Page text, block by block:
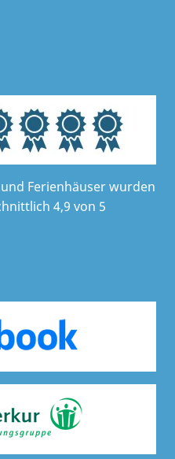
Ferienhäuser wurden
4,9 von 5